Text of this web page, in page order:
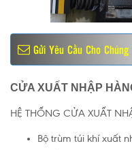
Gửi Yêu Cầu Cho Chúng
CỬA XUẤT NHẬP
HỆ THỐNG CỬA XUẤT
Bộ trùm túi khí xuất